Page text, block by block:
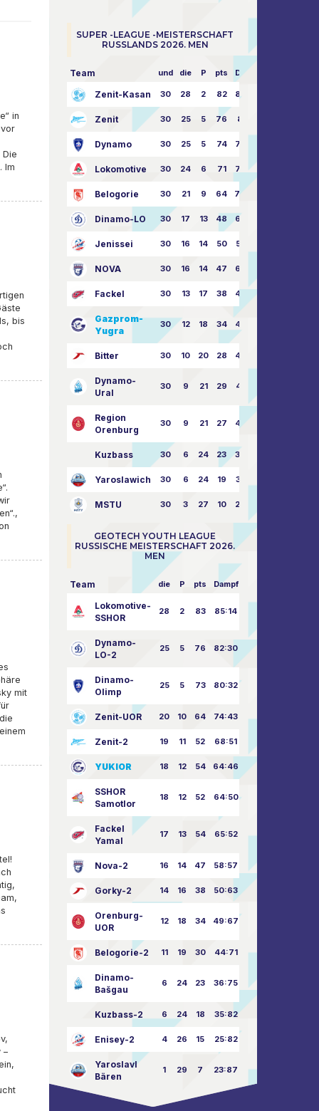
in
Die
Im
bis
mit
–
SUPER -LEAGUE -MEISTERSCHAFT
RUSSLANDS 2026. MEN
Team und die P pts Dampf
Zenit-Kasan 30 28 2 82 87:24
Zenit 30 25 5 76 81:21
Dynamo 30 25 5 74 79:26
Lokomotive 30 24 6 71 77:33
Belogorie 30 21 9 64 70:40
Dinamo-LO 30 17 13 48 63:57
Jenissei 30 16 14 50 59:53
NOVA 30 16 14 47 62:58
Fackel 30 13 17 38 49:62
Gazprom-
Yugra
30 12 18 34 45:63
Bitter 30 10 20 28 46:73
Dynamo-
Ural
30 9 21 29 41:70
Region
Orenburg
30 9 21 27 43:73
Kuzbass 30 6 24 23 38:76
Yaroslawich 30 6 24 19 31:80
MSTU 30 3 27 10 25:87
GEOTECH YOUTH LEAGUE
RUSSISCHE MEISTERSCHAFT 2026.
MEN
Team die P pts Dampf
Lokomotive-
SSHOR
28 2 83 85:14
Dynamo-
LO-2
25 5 76 82:30
Dinamo-
Olimp
25 5 73 80:32
Zenit-UOR 20 10 64 74:43
Zenit-2 19 11 52 68:51
YUKIOR 18 12 54 64:46
SSHOR
Samotlor
18 12 52 64:50
Fackel
Yamal
17 13 54 65:52
Nova-2 16 14 47 58:57
Gorky-2 14 16 38 50:63
Orenburg-
UOR
12 18 34 49:67
Belogorie-2 11 19 30 44:71
Dinamo-
Bašgau
6 24 23 36:75
Kuzbass-2 6 24 18 35:82
Enisey-2 4 26 15 25:82
Yaroslavl
Bären
1 29 7 23:87